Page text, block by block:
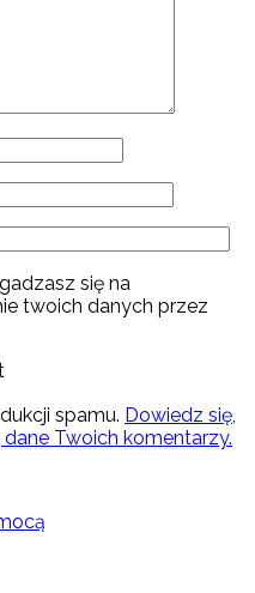
się na
twoich danych przez
spamu. Dowiedz się,
Twoich komentarzy.